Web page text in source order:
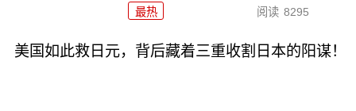
最热 阅读 8295
美国如此救日元，背后藏着三重收割日本的阳谋！